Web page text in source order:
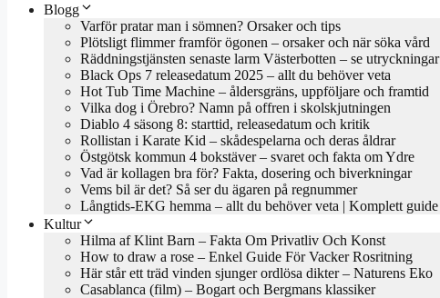
Blogg
Varför pratar man i sömnen? Orsaker och tips
Plötsligt flimmer framför ögonen – orsaker och när söka vård
Räddningstjänsten senaste larm Västerbotten – se utryckningar
Black Ops 7 releasedatum 2025 – allt du behöver veta
Hot Tub Time Machine – åldersgräns, uppföljare och framtid
Vilka dog i Örebro? Namn på offren i skolskjutningen
Diablo 4 säsong 8: starttid, releasedatum och kritik
Rollistan i Karate Kid – skådespelarna och deras åldrar
Östgötsk kommun 4 bokstäver – svaret och fakta om Ydre
Vad är kollagen bra för? Fakta, dosering och biverkningar
Vems bil är det? Så ser du ägaren på regnummer
Långtids-EKG hemma – allt du behöver veta | Komplett guide
Kultur
Hilma af Klint Barn – Fakta Om Privatliv Och Konst
How to draw a rose – Enkel Guide För Vacker Rosritning
Här står ett träd vinden sjunger ordlösa dikter – Naturens Eko
Casablanca (film) – Bogart och Bergmans klassiker